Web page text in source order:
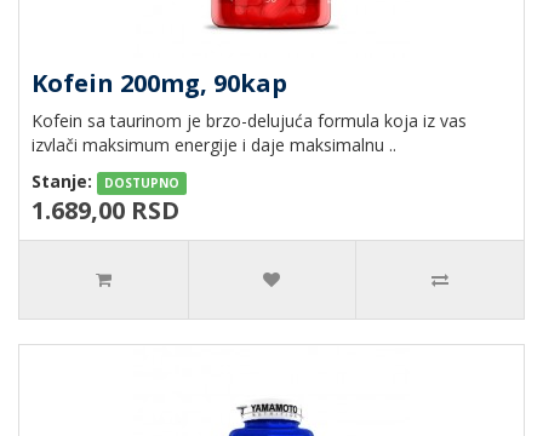
Kofein 200mg, 90kap
Kofein sa taurinom je brzo-delujuća formula koja iz vas
izvlači maksimum energije i daje maksimalnu ..
Stanje:
DOSTUPNO
1.689,00 RSD